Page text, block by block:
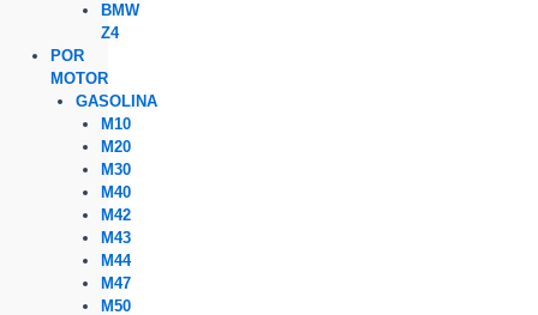
BMW
Z4
POR
MOTOR
GASOLINA
M10
M20
M30
M40
M42
M43
M44
M47
M50